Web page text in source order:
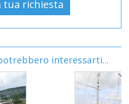
interessarti...